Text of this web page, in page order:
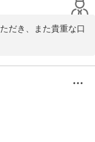
だき、また貴重な口
す。
た朝食会場でゆった
存じます。
念な思いをさせてし
ラスや山側のお部屋
と、深くお詫び申し